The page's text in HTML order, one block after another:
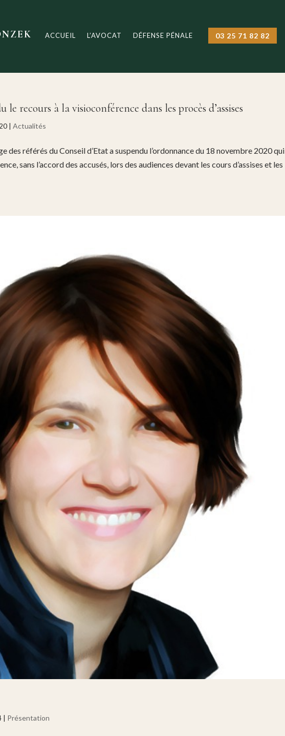
ACCUEIL L’AVOCAT DÉFENSE PÉNALE 03 25 71 82 82
le recours à la visioconférence dans les procès d’assises
|Actualités
des référés du Conseil d’Etat a suspendu l’ordonnance du 18 novembre 2020 qui
sans l’accord des accusés, lors des audiences devant les cours d’assises et les
| Présentation